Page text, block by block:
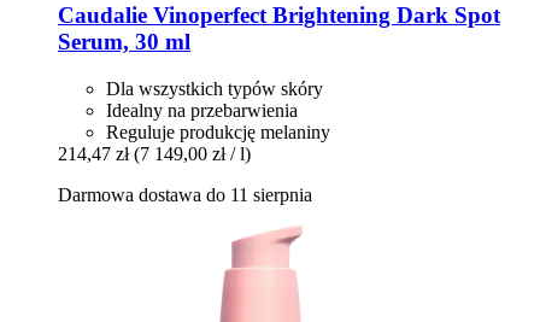
Caudalie Vinoperfect Brightening Dark Spot
Serum, 30 ml
Dla wszystkich typów skóry
Idealny na przebarwienia
Reguluje produkcję melaniny
214,47 zł (7 149,00 zł / l)
Darmowa dostawa do 11 sierpnia